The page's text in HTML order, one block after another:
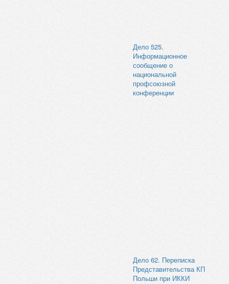
Дело 525.
Информационное
сообщение о
национальной
профсоюзной
конференции
Дело 62. Переписка
Представительства КП
Польши при ИККИ